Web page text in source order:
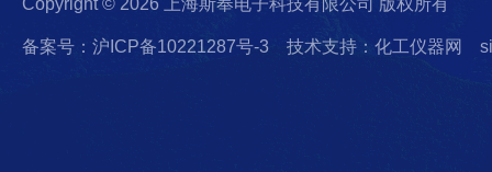
Copyright © 2026 上海斯奉电子科技有限公司 版权所有
备案号：沪ICP备10221287号-3 技术支持：化工仪器网